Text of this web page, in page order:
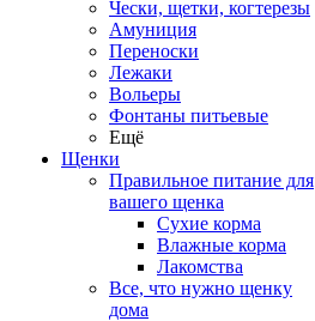
Чески, щетки, когтерезы
Амуниция
Переноски
Лежаки
Вольеры
Фонтаны питьевые
Ещё
Щенки
Правильное питание для
вашего щенка
Сухие корма
Влажные корма
Лакомства
Все, что нужно щенку
дома